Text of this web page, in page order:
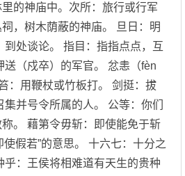
的神庙中。次所：旅行或行军
，树木荫蔽的神庙。 旦日：明
到处谈论。 指目：指指点点，互
送（戍卒）的军官。 忿恚（fèn
：用鞭杖或竹板打。 剑挺：拔
并号令所属的人。 公等：你们
。 藉第令毋斩：即使能免于斩
使假若”的意思。 十六七：十分之
乎：王侯将相难道有天生的贵种